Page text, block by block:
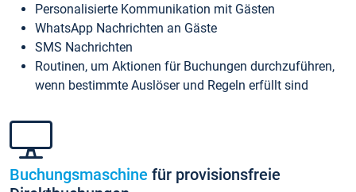
Personalisierte Kommunikation mit Gästen
WhatsApp Nachrichten an Gäste
SMS Nachrichten
Routinen, um Aktionen für Buchungen durchzuführen,
wenn bestimmte Auslöser und Regeln erfüllt sind
Buchungsmaschine für provisionsfreie